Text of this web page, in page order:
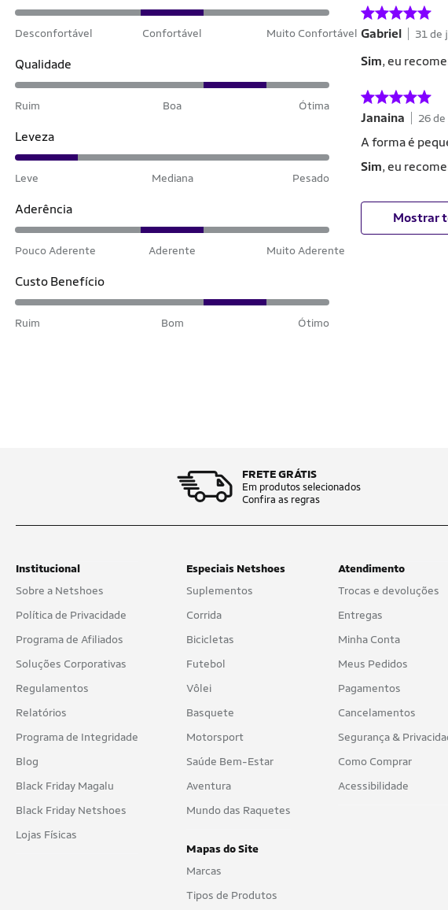
Desconfortável Confortável Muito Confortável
Qualidade
Ruim Boa Ótima
Leveza
Leve Mediana Pesado
Aderência
Pouco Aderente Aderente Muito Aderente
Custo Benefício
Ruim Bom Ótimo
Gabriel 31 de
Sim, eu
Janaina 26
A forma é
Sim, eu
Mostrar
FRETE GRÁTIS
Em produtos selecionados
Confira as regras
Institucional
Sobre a Netshoes
Política de Privacidade
Programa de Afiliados
Soluções Corporativas
Regulamentos
Relatórios
Programa de Integridade
Blog
Black Friday Magalu
Black Friday Netshoes
Lojas Físicas
Especiais Netshoes
Suplementos
Corrida
Bicicletas
Futebol
Vôlei
Basquete
Motorsport
Saúde Bem-Estar
Aventura
Mundo das Raquetes
Mapas do Site
Marcas
Tipos de Produtos
Atendimento
Trocas e devoluções
Entregas
Minha Conta
Meus Pedidos
Pagamentos
Cancelamentos
Segurança &
Como Comprar
Acessibilidade